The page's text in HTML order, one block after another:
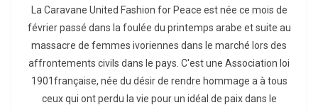
La Caravane United Fashion for Peace est née ce mois de
février passé dans la foulée du printemps arabe et suite au
massacre de femmes ivoriennes dans le marché lors des
affrontements civils dans le pays. C'est une Association loi
1901française, née du désir de rendre hommage a à tous
ceux qui ont perdu la vie pour un idéal de paix dans le